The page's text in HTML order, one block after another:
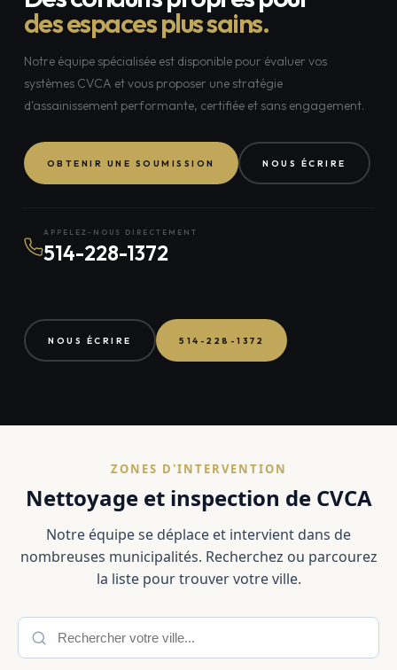
des espaces plus sains.
Notre équipe spécialisée est disponible pour évaluer vos
systèmes CVCA et vous proposer une stratégie
d'assainissement performante, certifiée et sans engagement.
OBTENIR UNE SOUMISSION NOUS ÉCRIRE
APPELEZ-NOUS DIRECTEMENT
514-228-1372
NOUS ÉCRIRE 514-228-1372
ZONES D'INTERVENTION
Nettoyage et inspection de CVCA
Notre équipe se déplace et intervient dans de
nombreuses municipalités. Recherchez ou parcourez
la liste pour trouver votre ville.